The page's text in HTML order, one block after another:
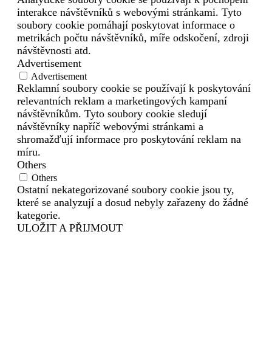
interakce návštěvníků s webovými stránkami. Tyto
soubory cookie pomáhají poskytovat informace o
metrikách počtu návštěvníků, míře odskočení, zdroji
návštěvnosti atd.
Advertisement
Advertisement
Reklamní soubory cookie se používají k poskytování
relevantních reklam a marketingových kampaní
návštěvníkům. Tyto soubory cookie sledují
návštěvníky napříč webovými stránkami a
shromažďují informace pro poskytování reklam na
míru.
Others
Others
Ostatní nekategorizované soubory cookie jsou ty,
které se analyzují a dosud nebyly zařazeny do žádné
kategorie.
ULOŽIT A PŘIJMOUT